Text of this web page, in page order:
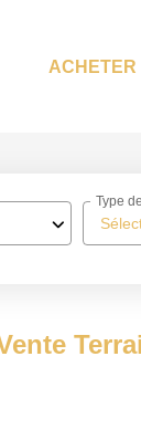
ACHETER
Type